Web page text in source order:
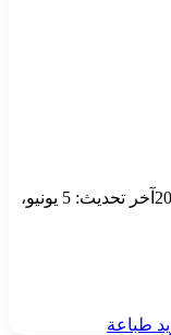
آخر تحديث: 5 يونيو،
طباعة